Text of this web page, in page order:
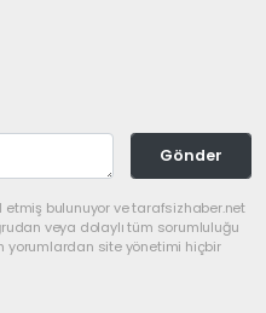
Gönder
etmiş bulunuyor ve tarafsizhaber.net
veya dolaylı tüm sorumluluğu
yorumlardan site yönetimi hiçbir